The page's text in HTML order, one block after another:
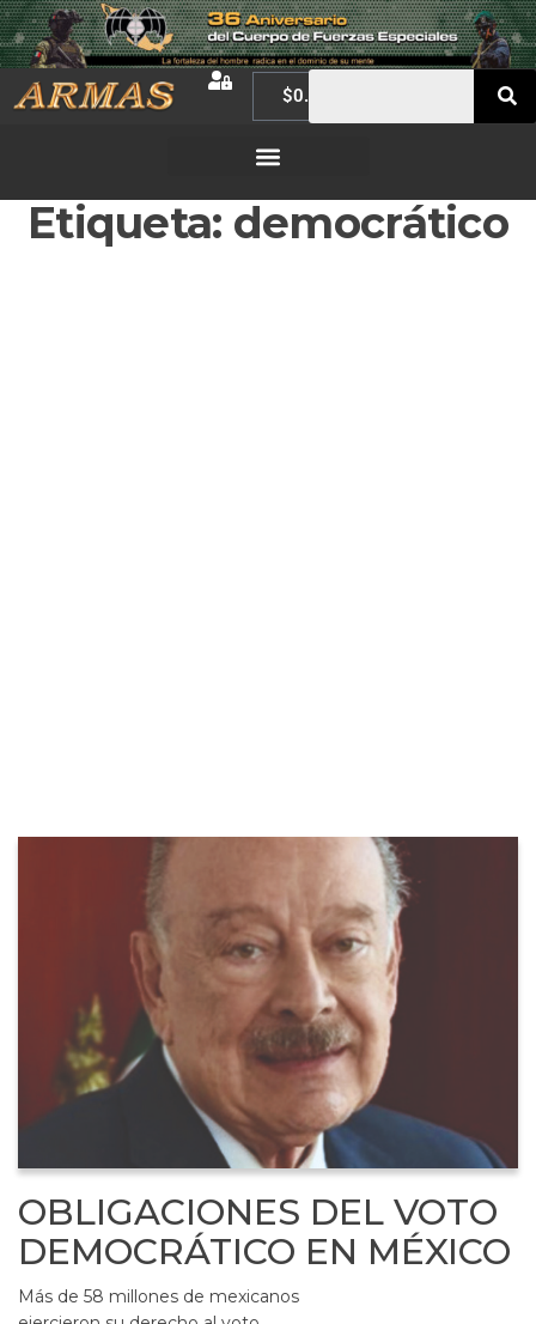
$0.00
Etiqueta: democrático
OBLIGACIONES DEL VOTO
DEMOCRÁTICO EN MÉXICO
Más de 58 millones de mexicanos